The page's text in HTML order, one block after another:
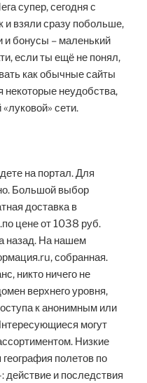
супер, сегодня с
и взяли сразу побольше,
и бонусы – маленький
если ты ещё не понял,
как обычные сайты
некоторые неудобства,
сети.
на портал. Для
Большой выбор
доставка в
цене от 1038 руб.
назад. На нашем
собранная.
никто ничего не
верхнего уровня,
к анонимным или
могут
Низкие
полетов по
и последствия